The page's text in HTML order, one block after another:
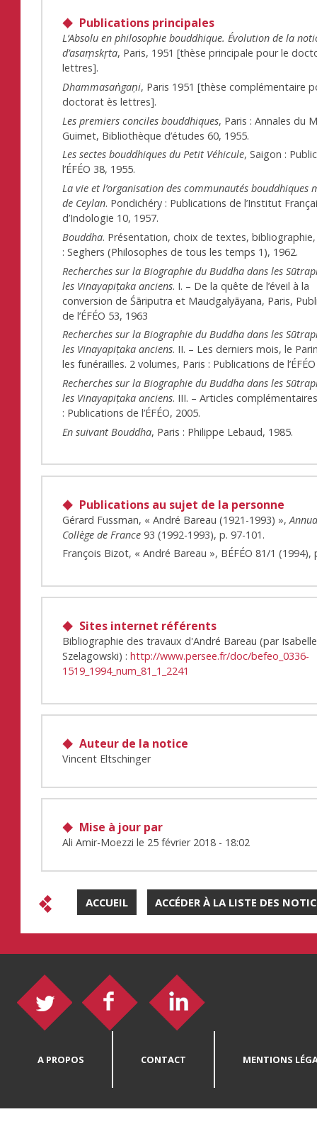
Publications principales
L’Absolu en philosophie bouddhique. Évolution de la
d’asaṃskṛta, Paris, 1951 [thèse principale pour le
lettres].
Dhammasaṅgaṇi, Paris 1951 [thèse complémentaire
doctorat ès lettres].
Les premiers conciles bouddhiques, Paris : Annales du
Guimet, Bibliothèque d’études 60, 1955.
Les sectes bouddhiques du Petit Véhicule, Saigon :
l’ÉFÉO 38, 1955.
La vie et l’organisation des communautés bouddhiques
de Ceylan. Pondichéry : Publications de l’Institut
d’Indologie 10, 1957.
Bouddha. Présentation, choix de textes, bibliographie,
: Seghers (Philosophes de tous les temps 1), 1962.
Recherches sur la Biographie du Buddha dans les
les Vinayapiṭaka anciens. I. – De la quête de l’éveil à la
conversion de Śāriputra et Maudgalyāyana, Paris,
de l’ÉFÉO 53, 1963
Recherches sur la Biographie du Buddha dans les
les Vinayapiṭaka anciens. II. – Les derniers mois, le
les funérailles. 2 volumes, Paris : Publications de
Recherches sur la Biographie du Buddha dans les
les Vinayapiṭaka anciens. III. – Articles
: Publications de l’ÉFÉO, 2005.
En suivant Bouddha, Paris : Philippe Lebaud, 1985.
Publications au sujet de la personne
Gérard Fussman, « André Bareau (1921-1993) »,
Collège de France 93 (1992-1993), p. 97-101.
François Bizot, « André Bareau », BÉFÉO 81/1 (1994),
Sites internet référents
Bibliographie des travaux d'André Bareau (par Isabelle
Szelagowski) :http://www.persee.fr/doc/befeo_0336-
1519_1994_num_81_1_2241
Auteur de la notice
Vincent Eltschinger
Mise à jour par
Ali Amir-Moezzi le 25 février 2018 - 18:02
ACCUEIL ACCÉDER À LA LISTE DES
A PROPOS CONTACT MENTIONS